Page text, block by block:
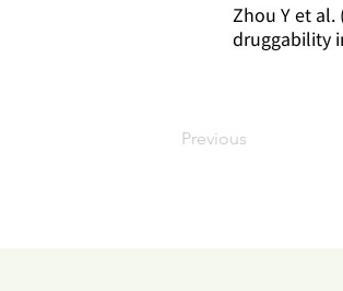
Zhou Y et al.
druggability
Previous